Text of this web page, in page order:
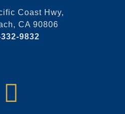
Coast Hwy,
CA 90806
9832